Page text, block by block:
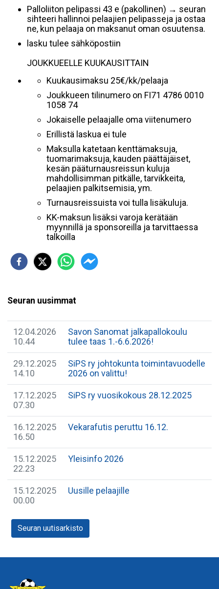
Palloliiton pelipassi 43 e (pakollinen) → seuran
sihteeri hallinnoi pelaajien pelipasseja ja ostaa
ne, kun pelaaja on maksanut oman osuutensa.
lasku tulee sähköpostiin
JOUKKUEELLE KUUKAUSITTAIN
Kuukausimaksu 25€/kk/pelaaja
Joukkueen tilinumero on FI71 4786 0010
1058 74
Jokaiselle pelaajalle oma viitenumero
Erillistä laskua ei tule
Maksulla katetaan kenttämaksuja,
tuomarimaksuja, kauden päättäjäiset,
kesän pääturnausreissun kuluja
mahdollisimman pitkälle, tarvikkeita,
pelaajien palkitsemisia, ym.
Turnausreissuista voi tulla lisäkuluja.
KK-maksun lisäksi varoja kerätään
myynnillä ja sponsoreilla ja tarvittaessa
talkoilla
Seuran uusimmat
12.04.2026
10.44
Savon Sanomat jalkapallokoulu
tulee taas 1.-6.6.2026!
29.12.2025
14.10
SiPS ry johtokunta toimintavuodelle
2026 on valittu!
17.12.2025
07.30
SiPS ry vuosikokous 28.12.2025
16.12.2025
16.50
Vekarafutis peruttu 16.12.
15.12.2025
22.23
Yleisinfo 2026
15.12.2025
00.00
Uusille pelaajille
Seuran uutisarkisto